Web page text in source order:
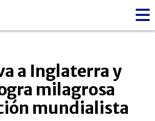
a Inglaterra y
milagrosa
mundialista